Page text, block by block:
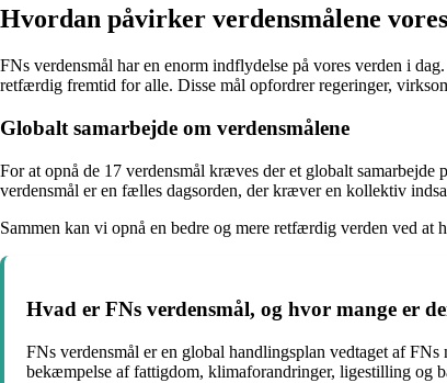
Hvordan påvirker verdensmålene
FNs verdensmål har en enorm indflydelse på vores verden i
retfærdig fremtid for alle. Disse mål opfordrer regeringer,
Globalt samarbejde om verdensmålene
For at opnå de 17 verdensmål kræves der et globalt
verdensmål er en fælles dagsorden, der kræver en kollektiv
Sammen kan vi opnå en bedre og mere retfærdig verden ved at
Hvad er FNs verdensmål, og hvor mange er
FNs verdensmål er en global handlingsplan vedtaget af
bekæmpelse af fattigdom, klimaforandringer, ligestilling og